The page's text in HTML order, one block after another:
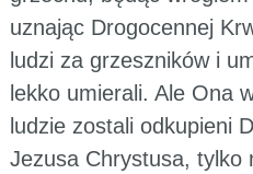
uznając Drogocennej
ludzi za grzeszników i
lekko umierali. Ale Ona
ludzie zostali odkupieni
Jezusa Chrystusa, tylko